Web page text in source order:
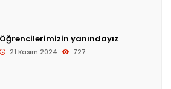
Öğrencilerimizin yanındayız
21 Kasım 2024 727